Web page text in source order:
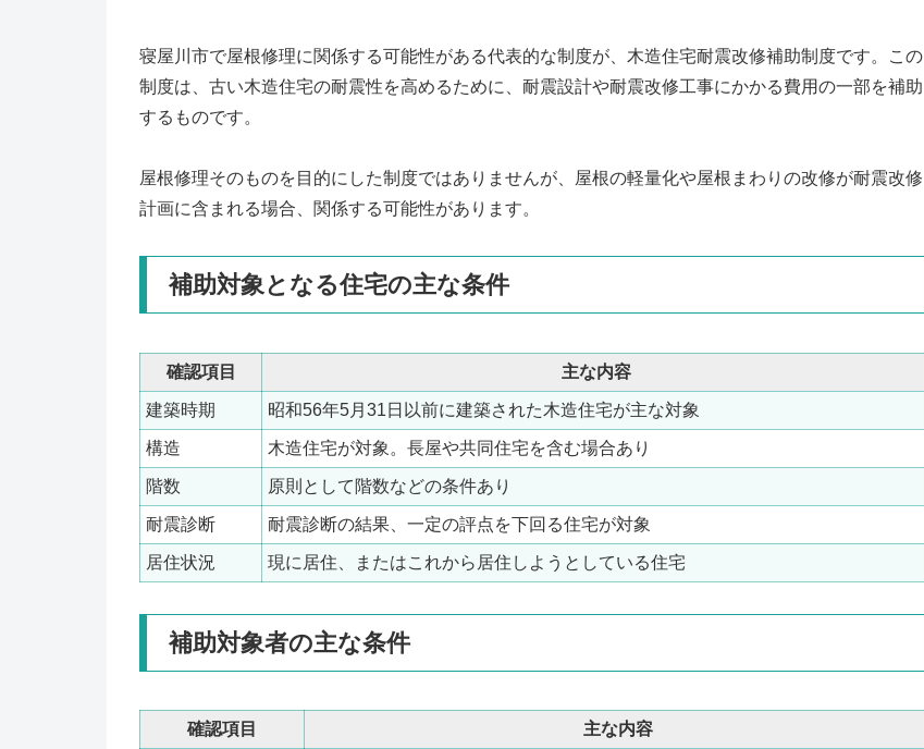
寝屋川市で屋根修理に関係する可能性がある代表的な制度が、木造住宅耐震改修補助制度です。この
制度は、古い木造住宅の耐震性を高めるために、耐震設計や耐震改修工事にかかる費用の一部を補助
するものです。
屋根修理そのものを目的にした制度ではありませんが、屋根の軽量化や屋根まわりの改修が耐震改修
計画に含まれる場合、関係する可能性があります。
補助対象となる住宅の主な条件
確認項目 主な内容
建築時期 昭和56年5月31日以前に建築された木造住宅が主な対象
構造 木造住宅が対象。長屋や共同住宅を含む場合あり
階数 原則として階数などの条件あり
耐震診断 耐震診断の結果、一定の評点を下回る住宅が対象
居住状況 現に居住、またはこれから居住しようとしている住宅
補助対象者の主な条件
確認項目 主な内容